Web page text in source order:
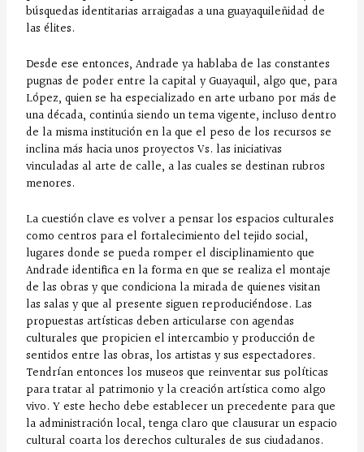
búsquedas identitarias arraigadas a una guayaquileñidad de
las élites.
Desde ese entonces, Andrade ya hablaba de las constantes
pugnas de poder entre la capital y Guayaquil, algo que, para
López, quien se ha especializado en arte urbano por más de
una década, continúa siendo un tema vigente, incluso dentro
de la misma institución en la que el peso de los recursos se
inclina más hacia unos proyectos Vs. las iniciativas
vinculadas al arte de calle, a las cuales se destinan rubros
menores.
La cuestión clave es volver a pensar los espacios culturales
como centros para el fortalecimiento del tejido social,
lugares donde se pueda romper el disciplinamiento que
Andrade identifica en la forma en que se realiza el montaje
de las obras y que condiciona la mirada de quienes visitan
las salas y que al presente siguen reproduciéndose. Las
propuestas artísticas deben articularse con agendas
culturales que propicien el intercambio y producción de
sentidos entre las obras, los artistas y sus espectadores.
Tendrían entonces los museos que reinventar sus políticas
para tratar al patrimonio y la creación artística como algo
vivo. Y este hecho debe establecer un precedente para que
la administración local, tenga claro que clausurar un espacio
cultural coarta los derechos culturales de sus ciudadanos.